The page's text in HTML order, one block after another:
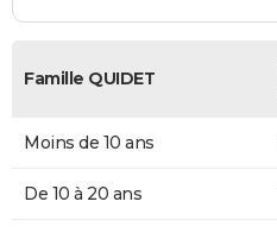
Famille QUIDET
Moins de 10 ans
De 10 à 20 ans